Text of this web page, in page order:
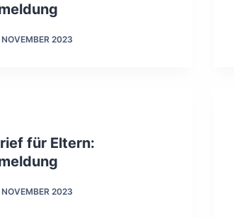
NOVEMBER 2023
für Eltern:
NOVEMBER 2023